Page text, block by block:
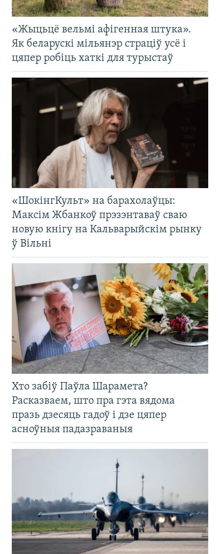
«Жыцьцё вельмі афігенная штука».
Як беларускі мільянэр страціў усё і
цяпер робіць хаткі для турыстаў
«ШокінгКульт» на барахолаўцы:
Максім Жбанкоў прэзэнтаваў сваю
новую кнігу на Кальварыйскім рынку
ў Вільні
Хто забіў Паўла Шарамета?
Расказваем, што пра гэта вядома
празь дзесяць гадоў і дзе цяпер
асноўныя падазраваныя